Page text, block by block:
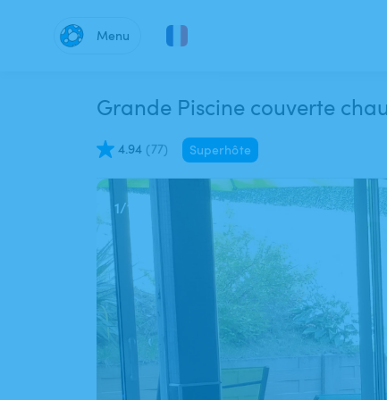
Menu
Grande Piscine couverte
4.94 (77) Superhôte
1/11